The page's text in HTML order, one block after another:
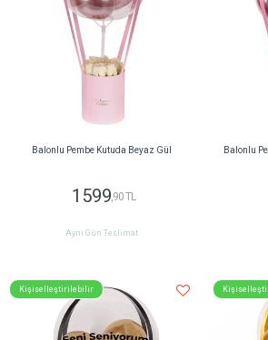
Balonlu Pembe Kutuda Beyaz Gül
1599 ,90 TL
Aynı Gün Teslimat
Balonlu
Kişiselleştirilebilir